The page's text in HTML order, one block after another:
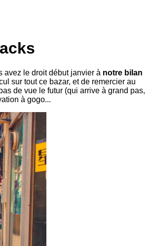
avez le droit début janvier à notre bilan
sur tout ce bazar, et de remercier au
de vue le futur (qui arrive à grand pas,
à gogo...